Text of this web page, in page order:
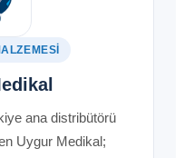
ana distribütörü
Uygur Medikal;